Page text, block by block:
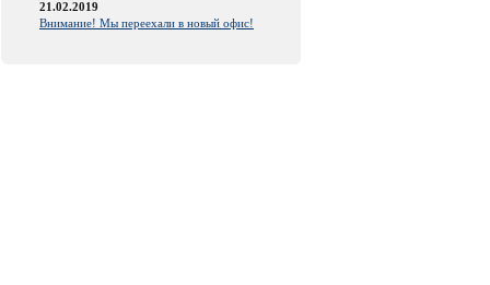
21.02.2019
Внимание! Мы переехали в новый офис!